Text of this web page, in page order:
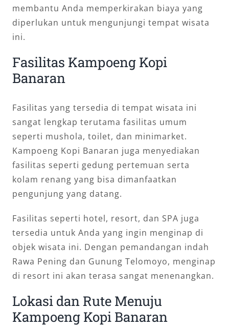
membantu Anda memperkirakan biaya yang
diperlukan untuk mengunjungi tempat wisata
ini.
Fasilitas Kampoeng Kopi
Banaran
Fasilitas yang tersedia di tempat wisata ini
sangat lengkap terutama fasilitas umum
seperti mushola, toilet, dan minimarket.
Kampoeng Kopi Banaran juga menyediakan
fasilitas seperti gedung pertemuan serta
kolam renang yang bisa dimanfaatkan
pengunjung yang datang.
Fasilitas seperti hotel, resort, dan SPA juga
tersedia untuk Anda yang ingin menginap di
objek wisata ini. Dengan pemandangan indah
Rawa Pening dan Gunung Telomoyo, menginap
di resort ini akan terasa sangat menenangkan.
Lokasi dan Rute Menuju
Kampoeng Kopi Banaran